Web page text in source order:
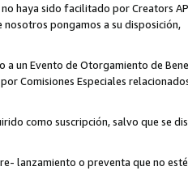
haya sido facilitado por Creators
nosotros pongamos a su disposición,
a un Evento de Otorgamiento de
Comisiones Especiales
como suscripción, salvo que se
lanzamiento o preventa que no